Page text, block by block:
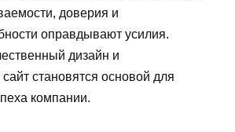
доверия и
оправдывают усилия.
дизайн и
становятся основой для
компании.